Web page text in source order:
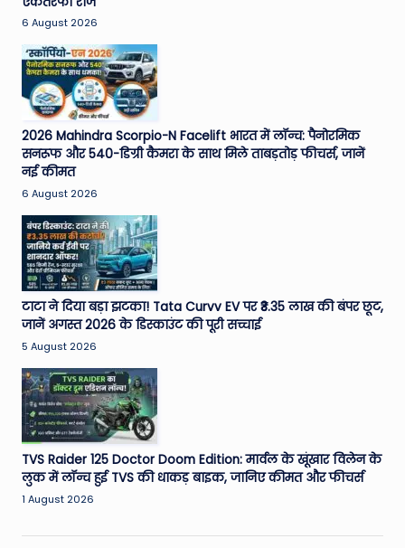
6 August 2026
2026 Mahindra Scorpio-N Facelift भारत में लॉन्च: पैनोरमिक
सनरूफ और 540-डिग्री कैमरा के साथ मिले ताबड़तोड़ फीचर्स, जानें
नई कीमत
6 August 2026
टाटा ने दिया बड़ा झटका! Tata Curvv EV पर ₹3.35 लाख की बंपर छूट,
जानें अगस्त 2026 के डिस्काउंट की पूरी सच्चाई
5 August 2026
TVS Raider 125 Doctor Doom Edition: मार्वल के खूंखार विलेन के
लुक में लॉन्च हुई TVS की धाकड़ बाइक, जानिए कीमत और फीचर्स
1 August 2026